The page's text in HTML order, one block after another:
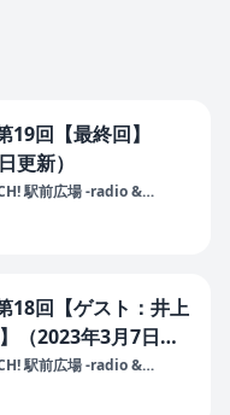
回【最終回】
更新）
駅前広場 -radio &
回【ゲスト：井上
（2023年3月7日更
駅前広場 -radio &